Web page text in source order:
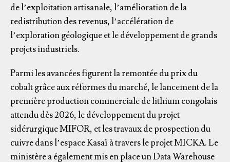
de l’exploitation artisanale, l’amélioration de la
redistribution des revenus, l’accélération de
l’exploration géologique et le développement de grands
projets industriels.
Parmi les avancées figurent la remontée du prix du
cobalt grâce aux réformes du marché, le lancement de la
première production commerciale de lithium congolais
attendu dès 2026, le développement du projet
sidérurgique MIFOR, et les travaux de prospection du
cuivre dans l’espace Kasaï à travers le projet MICKA. Le
ministère a également mis en place un Data Warehouse